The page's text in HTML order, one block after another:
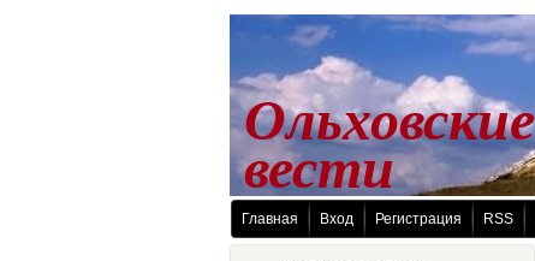
вести
Главная Вход Регистрация RSS